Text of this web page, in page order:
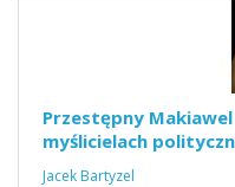
Przestępny
myślicielach
Jacek Bartyzel